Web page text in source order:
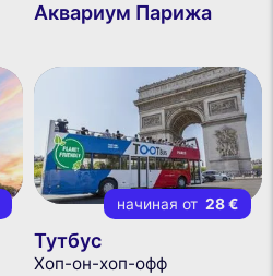
Аквариум Парижа
начиная от 28 €
Тутбус
Хоп-он-хоп-офф